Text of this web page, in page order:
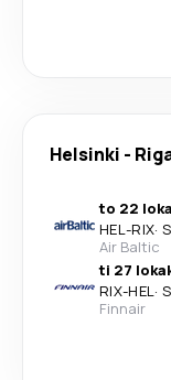
Helsinki -
to 22
HEL-RIX·
Air Baltic
ti 27
RIX-HEL·
Finnair